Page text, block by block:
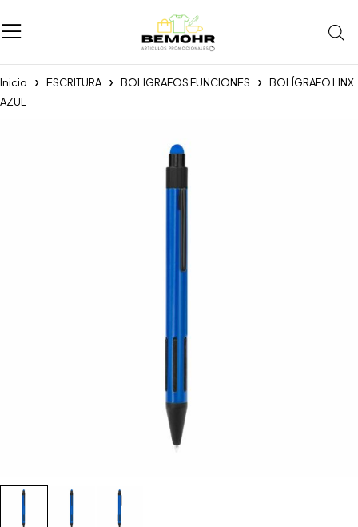
Inicio ESCRITURA BOLIGRAFOS FUNCIONES
BOLÍGRAFO LINX
AZUL